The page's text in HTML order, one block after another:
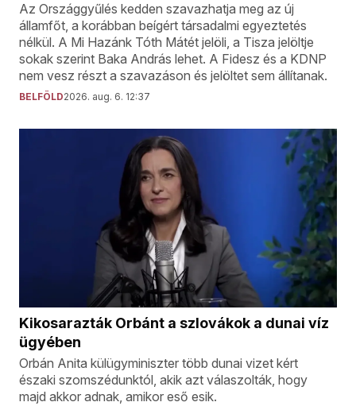
Az Országgyűlés kedden szavazhatja meg az új
államfőt, a korábban beígért társadalmi egyeztetés
nélkül. A Mi Hazánk Tóth Mátét jelöli, a Tisza jelöltje
sokak szerint Baka András lehet. A Fidesz és a KDNP
nem vesz részt a szavazáson és jelöltet sem állítanak.
BELFÖLD2026. aug. 6. 12:37
Kikosarazták Orbánt a szlovákok a dunai víz
ügyében
Orbán Anita külügyminiszter több dunai vizet kért
északi szomszédunktól, akik azt válaszolták, hogy
majd akkor adnak, amikor eső esik.